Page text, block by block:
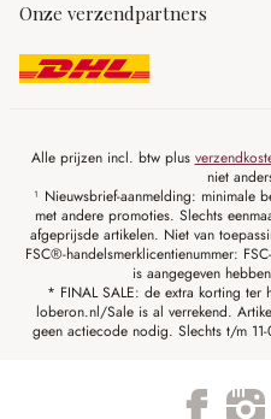
Onze verzendpartners
Alle prijzen incl. btw plus
niet
¹ Nieuwsbrief-aanmelding: minimale
met andere promoties. Slechts
afgeprijsde artikelen. Niet van
FSC®-handelsmerklicentienummer:
is aangegeven
* FINAL SALE: de extra korting
loberon.nl/Sale is al verrekend.
geen actiecode nodig. Slechts t/m